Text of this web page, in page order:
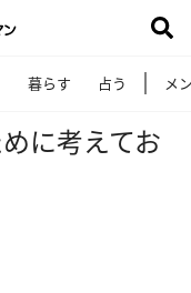
暮らす 占う メ
に考えてお